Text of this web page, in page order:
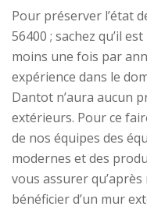
Pour préserver l’état
56400 ; sachez qu’il
moins une fois par
expérience dans le
Dantot n’aura aucun
extérieurs. Pour ce
de nos équipes des
modernes et des
vous assurer
bénéficier d’un mur